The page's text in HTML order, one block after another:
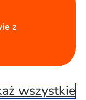
z
wszystkie